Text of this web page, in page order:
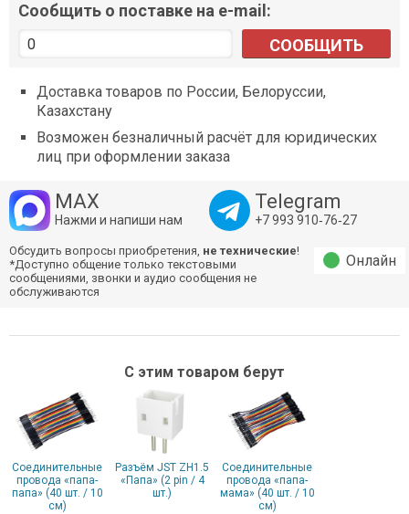
Сообщить о поставке на e-mail:
СООБЩИТЬ
Доставка товаров по России, Белоруссии,
Казахстану
Возможен безналичный расчёт для юридических
лиц при оформлении заказа
MAX
Нажми и напиши нам
Telegram
+7 993 910‑76‑27
Обсудить вопросы приобретения, не технические!
*Доступно общение только текстовыми
сообщениями, звонки и аудио сообщения не
обслуживаются
Онлайн
С этим товаром берут
Соединительные
провода «папа-
папа» (40 шт. / 10
см)
Разъём JST ZH1.5
«Папа» (2 pin / 4
шт.)
Соединительные
провода «папа-
мама» (40 шт. / 10
см)